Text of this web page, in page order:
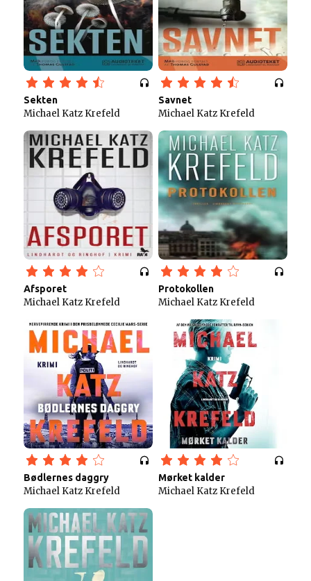
Sekten
Michael Katz Krefeld
Savnet
Michael Katz Krefeld
Afsporet
Michael Katz Krefeld
Protokollen
Michael Katz Krefeld
Bødlernes daggry
Michael Katz Krefeld
Mørket kalder
Michael Katz Krefeld